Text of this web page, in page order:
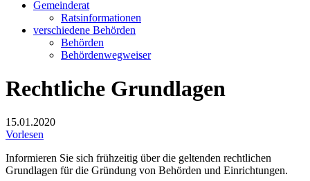
Gemeinderat
Ratsinformationen
verschiedene Behörden
Behörden
Behördenwegweiser
Rechtliche Grundlagen
15.01.2020
Vorlesen
Informieren Sie sich frühzeitig über die geltenden rechtlichen
Grundlagen für die Gründung von Behörden und Einrichtungen.